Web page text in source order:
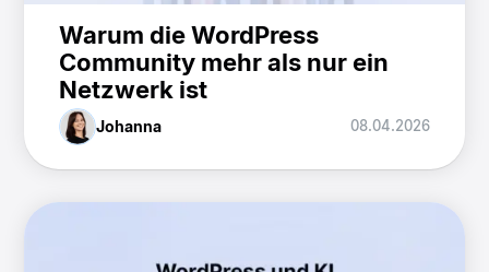
Warum die WordPress
Community mehr als nur ein
Netzwerk ist
Johanna 08.04.2026